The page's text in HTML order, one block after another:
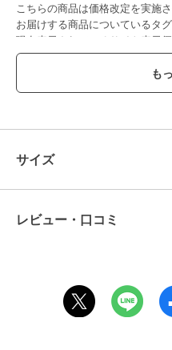
こちらの商品は価格改定を実施
お届けする商品についているタ
現在表示されているサイト表示
予めご了承いただきますよう､お
この商品は、不良品のみ返品を承り
ショップ
_
商品のお取
サイズ
レビュー・口コミ